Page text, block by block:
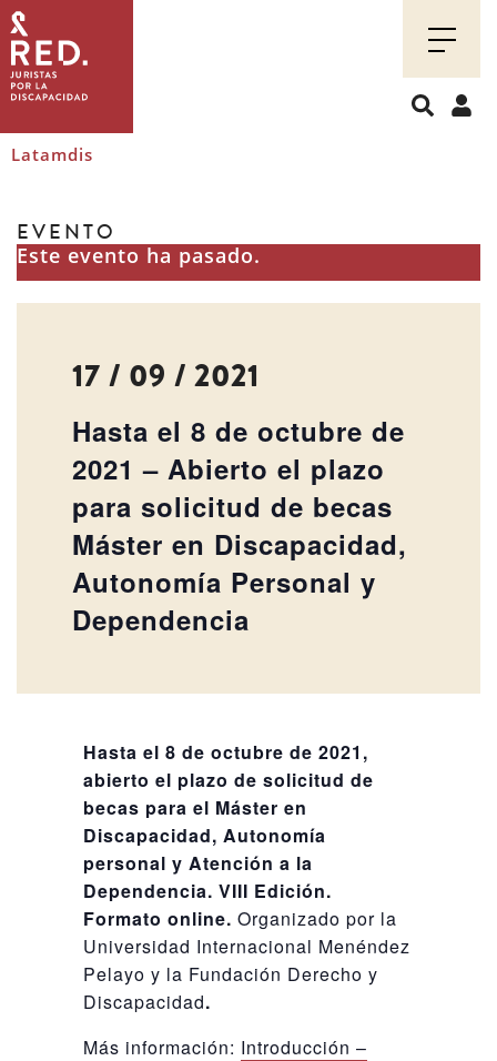
Juristas
por
la
discapacidad
Latamdis
EVENTO
Este evento ha pasado.
17 / 09 / 2021
Hasta el 8 de octubre de
2021 – Abierto el plazo
para solicitud de becas
Máster en Discapacidad,
Autonomía Personal y
Dependencia
Hasta el 8 de octubre de 2021,
abierto el plazo de solicitud de
becas para el Máster en
Discapacidad, Autonomía
personal y Atención a la
Dependencia. VIII Edición.
Formato online. Organizado por la
Universidad Internacional Menéndez
Pelayo y la Fundación Derecho y
Discapacidad.
Más información: Introducción –